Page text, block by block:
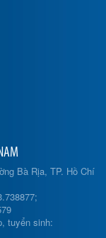
Bà Rịa, TP. Hồ Chí
tuyển sinh: